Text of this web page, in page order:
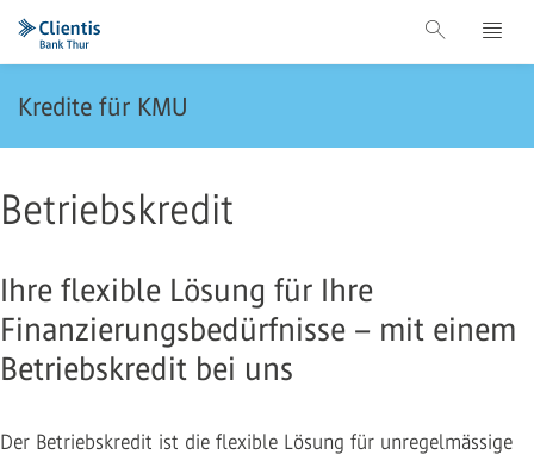
Kredite für KMU
Betriebskredit
Ihre flexible Lösung für Ihre
Finanzierungsbedürfnisse – mit einem
Betriebskredit bei uns
Der Betriebskredit ist die flexible Lösung für unregelmässige